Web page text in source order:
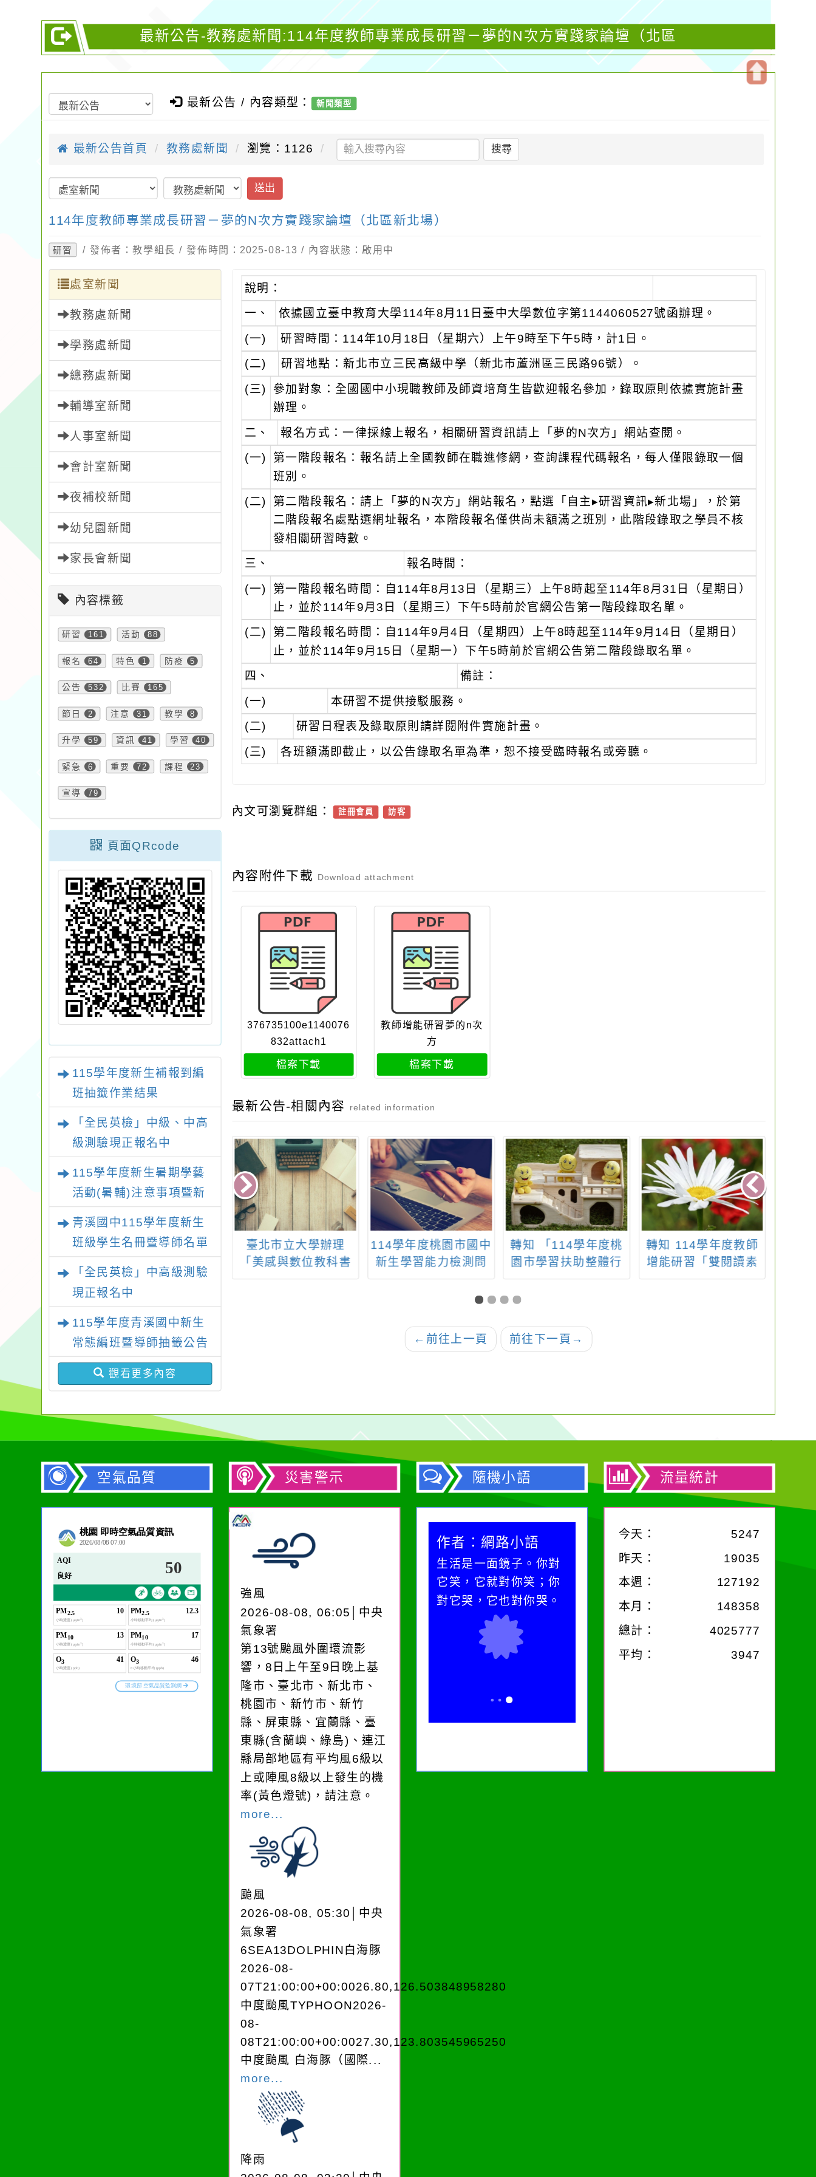
最新公告-教務處新聞:114年度教師專業成長研習－夢的N次方實踐家論壇（北區
最新公告 / 內容類型： 新聞類型
最新公告首頁 教務處新聞 瀏覽：1126 搜尋
送出
114年度教師專業成長研習－夢的N次方實踐家論壇（北區新北場）
研習 / 發佈者：教學組長 / 發佈時間：2025-08-13 / 內容狀態：啟用中
處室新聞
教務處新聞
學務處新聞
總務處新聞
輔導室新聞
人事室新聞
會計室新聞
夜補校新聞
幼兒園新聞
家長會新聞
內容標籤
研習 161 活動 88
報名 64 特色 1 防疫 5
公告 532 比賽 165
節日 2 注意 31 教學 8
升學 59 資訊 41 學習 40
緊急 6 重要 72 課程 23
宣導 79
頁面QRcode
115學年度新生補報到編
班抽籤作業結果
「全民英檢」中級、中高
級測驗現正報名中
115學年度新生暑期學藝
活動(暑輔)注意事項暨新
青溪國中115學年度新生
班級學生名冊暨導師名單
「全民英檢」中高級測驗
現正報名中
115學年度青溪國中新生
常態編班暨導師抽籤公告
觀看更多內容
說明：
一、 依據國立臺中教育大學114年8月11日臺中大學數位字第1144060527號函辦理。
(一)
研習時間：114年10月18日（星期六）上午9時至下午5時，計1日。
(二)
研習地點：新北市立三民高級中學（新北市蘆洲區三民路96號）。
(三) 參加對象：全國國中小現職教師及師資培育生皆歡迎報名參加，錄取原則依據實施計畫
辦理。
二、
報名方式：一律採線上報名，相關研習資訊請上「夢的N次方」網站查閱。
(一)
第一階段報名：報名請上全國教師在職進修網，查詢課程代碼報名，每人僅限錄取一個
班別。
(二)
第二階段報名：請上「夢的N次方」網站報名，點選「自主▸研習資訊▸新北場」，於第
二階段報名處點選網址報名，本階段報名僅供尚未額滿之班別，此階段錄取之學員不核
發相關研習時數。
三、 報名時間：
(一)
第一階段報名時間：自114年8月13日（星期三）上午8時起至114年8月31日（星期日）
止，並於114年9月3日（星期三）下午5時前於官網公告第一階段錄取名單。
(二) 第二階段報名時間：自114年9月4日（星期四）上午8時起至114年9月14日（星期日）
止，並於114年9月15日（星期一）下午5時前於官網公告第二階段錄取名單。
四、 備註：
(一) 本研習不提供接駁服務。
(二)
研習日程表及錄取原則請詳閱附件實施計畫。
(三)
各班額滿即截止，以公告錄取名單為準，恕不接受臨時報名或旁聽。
內文可瀏覽群組： 註冊會員 訪客
內容附件下載 Download attachment
376735100e1140076
832attach1
檔案下載
教師增能研習夢的n次
方
檔案下載
最新公告-相關內容 related information
理桃園觀光工
113學年度國中小科技
程研習-用科技教科技
課程分享工作坊
臺北市立大學辦理
「美感與數位教科書
研究計畫」規劃美感
114學年度桃園市國中
新生學習能力檢測問
卷線上填答
轉知 「114學年度桃
園市學習扶助整體行
政推動計畫子計畫十
三：科技化評量系統
踴躍報名參加
轉知 114學年度教師
增能研習「雙閱讀素
養」，鼓勵教師報名
← 前往上一頁 前往下一頁 →
空氣品質 災害警示
強風
2026-08-08, 06:05│中央
氣象署
第13號颱風外圍環流影
響，8日上午至9日晚上基
隆市、臺北市、新北市、
桃園市、新竹市、新竹
縣、屏東縣、宜蘭縣、臺
東縣(含蘭嶼、綠島)、連江
縣局部地區有平均風6級以
上或陣風8級以上發生的機
率(黃色燈號)，請注意。
more...
颱風
2026-08-08, 05:30│中央
氣象署
6SEA13DOLPHIN白海豚
2026-08-
07T21:00:00+00:0026.80,126.503848958280
中度颱風TYPHOON2026-
08-
08T21:00:00+00:0027.30,123.803545965250
中度颱風 白海豚（國際...
more...
降雨
隨機小語
一杯清水因滴入一滴污
水而變污濁，一杯污水
卻不會因一滴清水的存
在而變清澈。
作者：網路小語
在實現理想的路途中，
誘惑。
作者：網路小語
生活是一面鏡子。你對
它笑，它就對你笑；你
對它哭，它也對你哭。
流量統計
今天： 5247
昨天：
19035
本週：
127192
本月：
148358
總計：
4025777
平均： 3947